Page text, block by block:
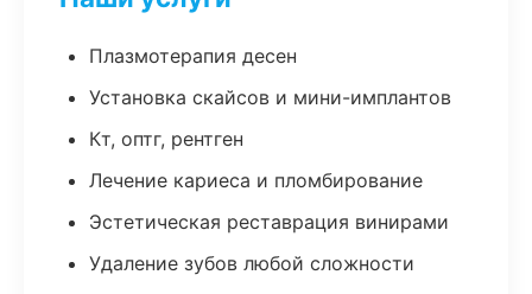
Плазмотерапия десен
Установка скайсов и мини-имплантов
Кт, оптг, рентген
Лечение кариеса и пломбирование
Эстетическая реставрация винирами
Удаление зубов любой сложности